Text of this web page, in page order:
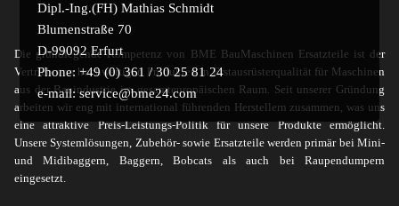
Dipl.-Ing.(FH) Mathias Schmidt
Blumenstraße 70
D-99092 Erfurt
Phone: +49 (0) 361 / 30 25 81 24
e-mail: service@bme24.com
Die grundlegende Kompetenz von BME BauMaschinen Ersatzteile ist der
Vertrieb von hochwertigen Produkten in Erstausrüsterqualität für Maschinen
aus der Bauindustrie im gesamteuropäischen Raum. Seit unserer Gründung
arbeiten wir eng mit international führenden Herstellern zusammen, was uns
eine attraktive Preis-Leistungs-Politik für unsere Produkte ermöglicht.
Unsere Systemlösungen, Zubehör- sowie Ersatzteile werden primär bei Mini-
und Midibaggern, Baggern, Bobcats als auch bei Raupendumpern
eingesetzt.